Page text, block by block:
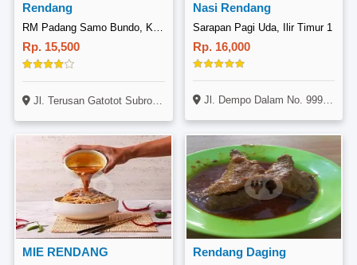
Rendang
RM Padang Samo Bundo, Kiaracondong
Rp. 15,500
Jl. Terusan Gatotot Subroto No. 473, Kiaracondong, Bandung
Nasi Rendang
Sarapan Pagi Uda, Ilir Timur 1
Rp. 16,000
Jl. Dempo Dalam No. 999, 15 Ilir, Ilir Timur 1, Palembang
MIE RENDANG Rendang Daging